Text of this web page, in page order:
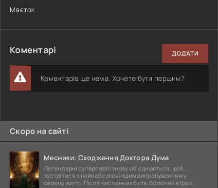
Маєток
Коментарі ДОДАТИ
Коментарів ще нема. Хочете бути першим?
Скоро на сайті
Месники: Сходження Доктора Дума
Легендарні супергерої знову об'єднуються, щоб
зустрітися з найнебезпечнішим випробуванням у
своєму житті. Після численних битв, болючих втрат і